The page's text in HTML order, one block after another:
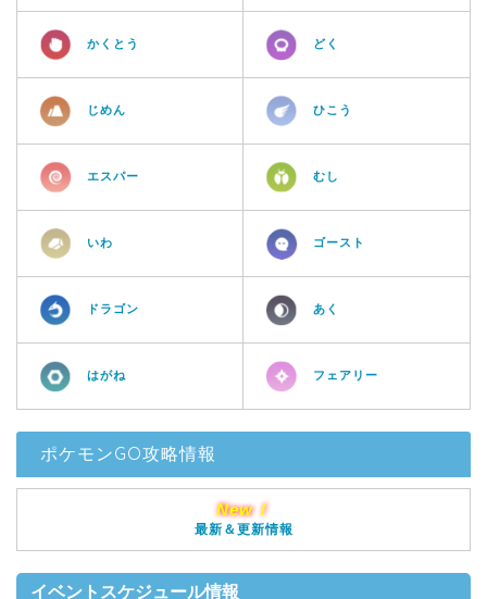
かくとう どく
じめん ひこう
エスパー むし
いわ ゴースト
ドラゴン あく
はがね フェアリー
ポケモンGO攻略情報
New！
最新＆更新情報
イベントスケジュール情報